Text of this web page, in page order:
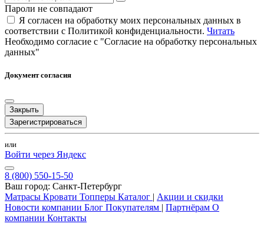
Пароли не совпадают
Я согласен на обработку моих персональных данных в
соответствии с Политикой конфиденциальности. Читать
Необходимо согласие с "Согласие на обработку персональных
данных"
Документ согласия
Закрыть
Зарегистрироваться
или
Войти через Яндекс
8 (800) 550-15-50
Ваш город: Санкт-Петербург
Матрасы Кровати Топперы Каталог | Акции и скидки
Новости компании Блог Покупателям | Партнёрам О
компании Контакты